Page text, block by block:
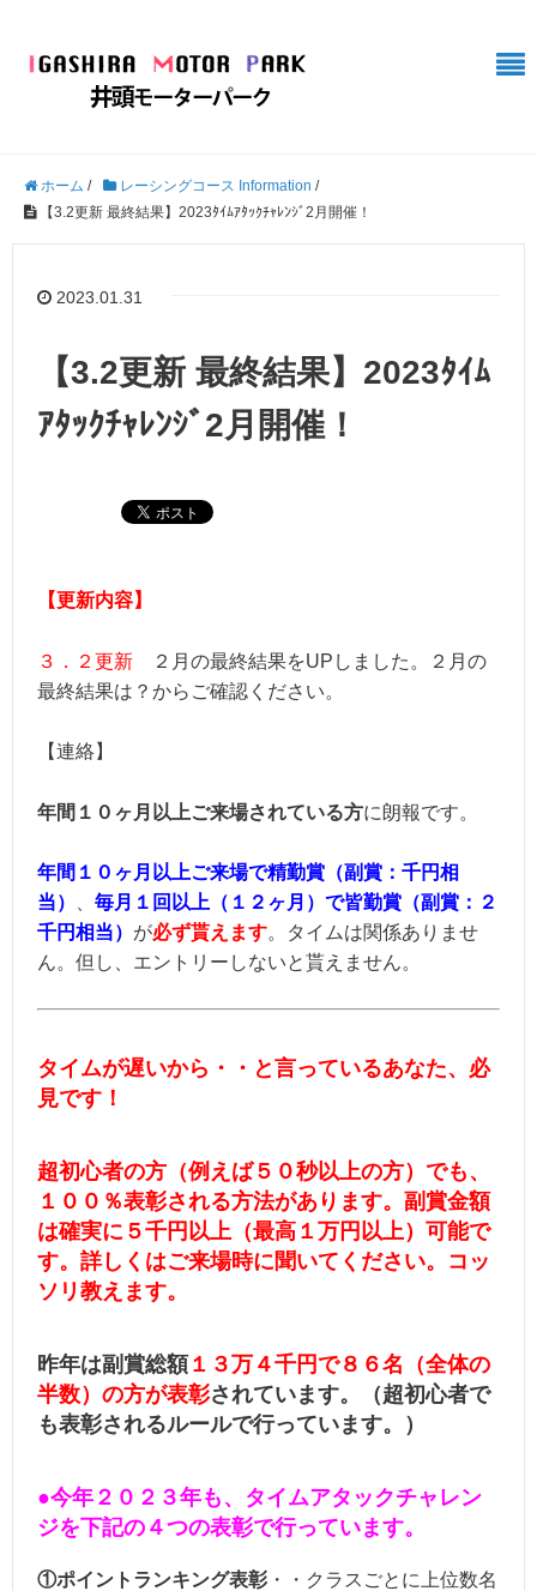
ホーム / レーシングコース Information /
【3.2更新 最終結果】2023ﾀｲﾑｱﾀｯｸﾁｬﾚﾝｼﾞ2月開催！
2023.01.31
【3.2更新 最終結果】2023ﾀｲﾑ
ｱﾀｯｸﾁｬﾚﾝｼﾞ2月開催！
【更新内容】
３．２更新 ２月の最終結果をUPしました。２月の
最終結果は？からご確認ください。
【連絡】
年間 １０ヶ月以上ご来場されている方に朗報です。
年間１０ヶ月以上ご来場で精勤賞（副賞：千円相
当）
毎月１回以上（１２ヶ月）で皆勤賞（副賞：２
千円相当） が必ず貰えます。タイムは関係ありませ
ん。但し、エントリーしないと貰えません。
タイムが遅いから・・と言っているあなた、必
見です！
超初心者の方（例えば５０秒以上の方）でも、
１００％表彰される方法があります。 副賞金額
は確実に５千円以上（最高１万円以上）可能で
す。詳しくはご来場時に聞いてください。コッ
ソリ教えます。
昨年は副賞総額１３万４千円で８６名（全体の
半数） の方が表彰されています。（超初心者で
も表彰されるルールで行っています。）
●今年２０２３年も、タイムアタックチャレン
ジを下記の４つの表彰で行っています。
①ポイントランキング表彰 ・・クラスごとに上位数名